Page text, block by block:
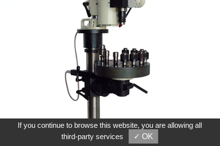
If you continue to browse this website, you are allowing all
third-party services
✓ OK